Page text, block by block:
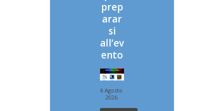
prep
arar
si
all’ev
ento
6 Agosto
2026